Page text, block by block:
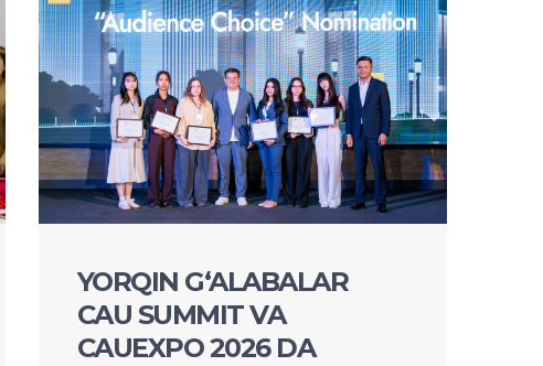
YORQIN G‘ALABALAR
CAU SUMMIT VA
CAUEXPO 2026 DA